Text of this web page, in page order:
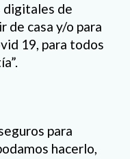
digitales de
de casa y/o para
19, para todos
para
hacerlo,